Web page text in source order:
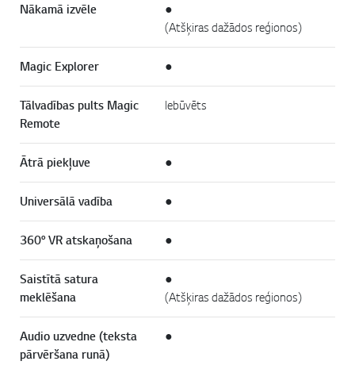
Nākamā izvēle
●
(Atšķiras dažādos reģionos)
Magic Explorer ●
Tālvadības pults Magic
Remote
Iebūvēts
Ātrā piekļuve ●
Universālā vadība ●
360° VR atskaņošana ●
Saistītā satura
meklēšana
●
(Atšķiras dažādos reģionos)
Audio uzvedne (teksta
pārvēršana runā)
●